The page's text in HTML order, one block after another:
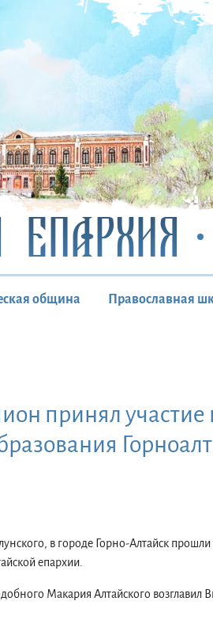
ЕПАРХИЯ
община Православная
принял участие
в городе Горно-Алтайск
епархии.
Макария Алтайского